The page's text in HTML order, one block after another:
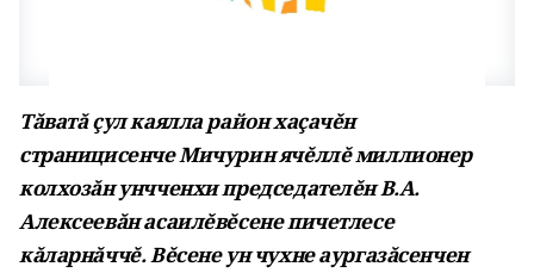
Тăватă çул каялла район хаçачĕн
страницисенче Мичурин ячĕллĕ миллионер
колхозăн унчченхи председателĕн В.А.
Алексеевăн асаилĕвĕсене пичетлесе
кăларнăччĕ. Вĕсене ун чухне аургазăсенчен